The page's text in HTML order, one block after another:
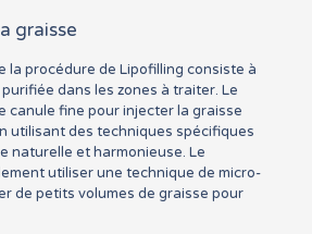
graisse
la procédure de Lipofilling consiste à
dans les zones à traiter. Le
canule fine pour injecter la graisse
utilisant des techniques spécifiques
naturelle et harmonieuse. Le
utiliser une technique de micro-
de petits volumes de graisse pour